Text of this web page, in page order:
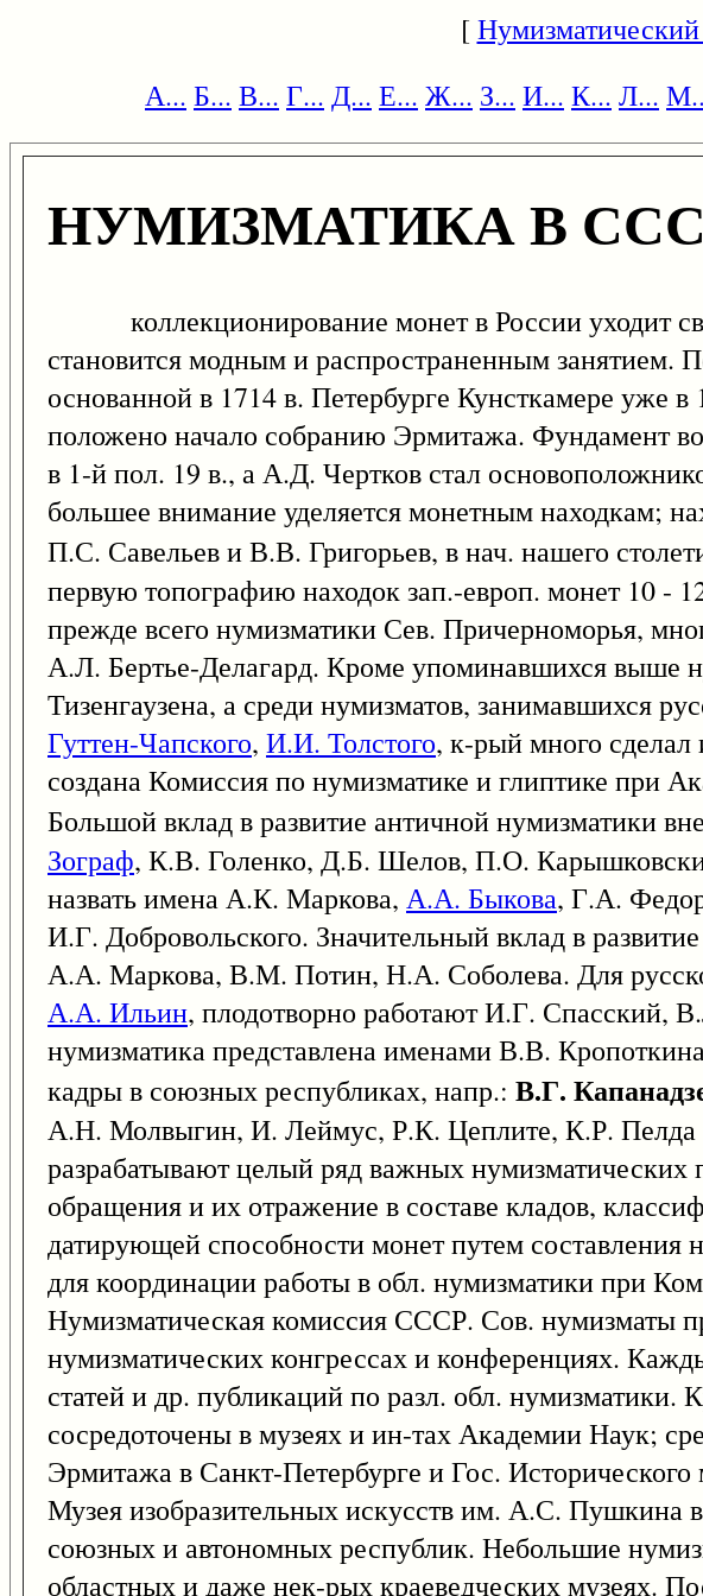
[Нумизматический
А... Б... В... Г... Д... Е... Ж... З... И... К... Л...
НУМИЗМАТИКА В
коллекционирование монет в России уходит
становится модным и распространенным занятием.
основанной в 1714 в. Петербурге Кунсткамере уже
положено начало собранию Эрмитажа. Фундамент
в 1-й пол. 19 в., а А.Д. Чертков стал
большее внимание уделяется монетным находкам;
П.С. Савельев и В.В. Григорьев, в нач. нашего
первую топографию находок зап.-европ. монет 10 -
прежде всего нумизматики Сев. Причерноморья,
А.Л. Бертье-Делагард. Кроме упоминавшихся выше
Тизенгаузена, а среди нумизматов, занимавшихся
Гуттен-Чапского, И.И. Толстого, к-рый много
создана Комиссия по нумизматике и глиптике при
Большой вклад в развитие античной нумизматики
Зограф, К.В. Голенко, Д.Б. Шелов, П.О.
назвать имена А.К. Маркова, А.А. Быкова, Г.А.
И.Г. Добровольского. Значительный вклад в
А.А. Маркова, В.М. Потин, Н.А. Соболева. Для
А.А. Ильин, плодотворно работают И.Г. Спасский,
нумизматика представлена именами В.В.
кадры в союзных республиках, напр.: В.Г.
А.Н. Молвыгин, И. Леймус, Р.К. Цеплите, К.Р.
разрабатывают целый ряд важных нумизматических
обращения и их отражение в составе кладов,
датирующей способности монет путем составления
для координации работы в обл. нумизматики при
Нумизматическая комиссия СССР. Сов. нумизматы
нумизматических конгрессах и конференциях.
статей и др. публикаций по разл. обл.
сосредоточены в музеях и ин-тах Академии Наук;
Эрмитажа в Санкт-Петербурге и Гос.
Музея изобразительных искусств им. А.С. Пушкина
союзных и автономных республик. Небольшие
областных и даже нек-рых краеведческих музеях.